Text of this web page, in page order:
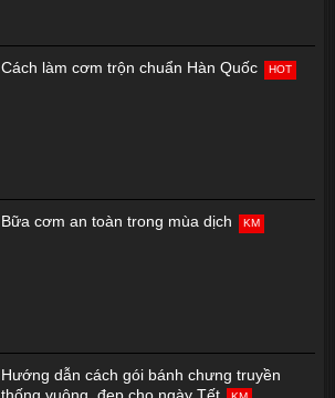
Cách làm cơm trộn chuẩn Hàn Quốc HOT
Bữa cơm an toàn trong mùa dịch KM
Hướng dẫn cách gói bánh chưng truyền